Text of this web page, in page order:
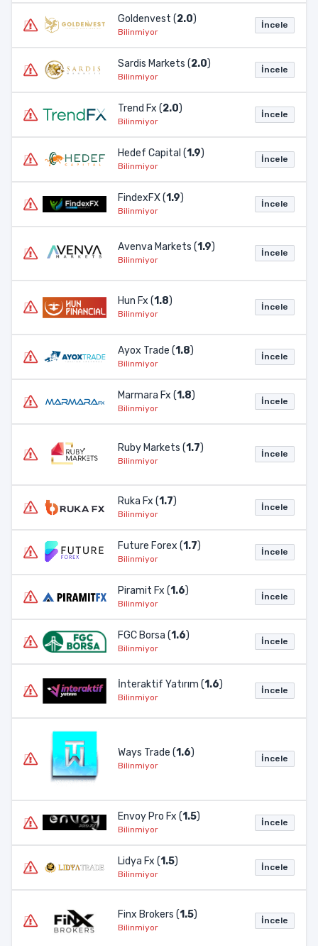
Goldenvest (2.0)
Bilinmiyor
İncele
Sardis Markets (2.0)
Bilinmiyor
İncele
Trend Fx (2.0)
Bilinmiyor
İncele
Hedef Capital (1.9)
Bilinmiyor
İncele
FindexFX (1.9)
Bilinmiyor
İncele
Avenva Markets (1.9)
Bilinmiyor
İncele
Hun Fx (1.8)
Bilinmiyor
İncele
Ayox Trade (1.8)
Bilinmiyor
İncele
Marmara Fx (1.8)
Bilinmiyor
İncele
Ruby Markets (1.7)
Bilinmiyor
İncele
Ruka Fx (1.7)
Bilinmiyor
İncele
Future Forex (1.7)
Bilinmiyor
İncele
Piramit Fx (1.6)
Bilinmiyor
İncele
FGC Borsa (1.6)
Bilinmiyor
İncele
İnteraktif Yatırım (1.6)
Bilinmiyor
İncele
Ways Trade (1.6)
Bilinmiyor
İncele
Envoy Pro Fx (1.5)
Bilinmiyor
İncele
Lidya Fx (1.5)
Bilinmiyor
İncele
Finx Brokers (1.5)
Bilinmiyor
İncele